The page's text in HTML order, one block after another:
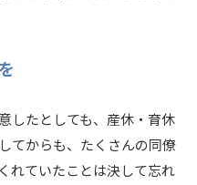
したとしても、産休・育休
てからも、たくさんの同僚
れていたことは決して忘れ